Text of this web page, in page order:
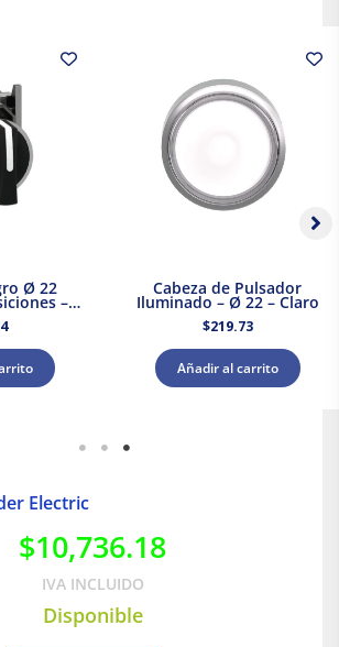
Ø 22
– 2
Cabeza de Pulsador
Iluminado – Ø 22 – Claro
$219.73
Añadir al carrito
Electric
$10,736.18
IVA INCLUIDO
Disponible